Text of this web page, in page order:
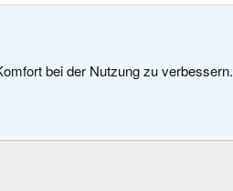
bei der Nutzung zu verbessern.